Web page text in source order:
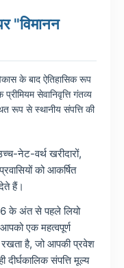
"विमानन
के बाद ऐतिहासिक रूप
सेवानिवृत्ति गंतव्य
रूप से स्थानीय संपत्ति की
नेट-वर्थ खरीदारों,
को आकर्षित
हैं।
के अंत से पहले लियो
आपको एक महत्वपूर्ण
रखता है, जो आपकी प्रवेश
संपत्ति मूल्य